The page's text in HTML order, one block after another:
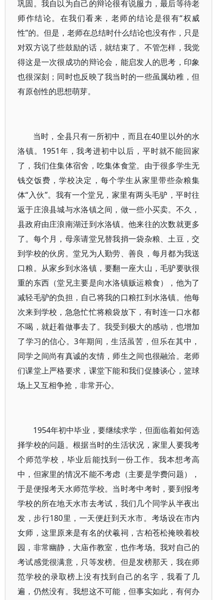
巩固。我自以为自己的辩论很有说服力，最后等待老
师作结论。在我们看来，老师的结论是很有“权威
性”的。但是，老师在总结时什么结论也没有作，只是
对双方说了些鼓励的话，就结束了。不管怎样，我觉
得这是一次很成功的辩论会，能启发人的思考，印象
也很深刻；同时也反映了我当时的一些虽属幼稚，但
有原创性的思想萌芽。
当时，全县只有一所初中，而且在40里以外的水
洛镇。1951年，我考进初中以后，平时就不能回家
了，我们住集体宿舍，吃集体食堂。由于很多学生无
钱交饭费，学校决定，每个学生从家里带些杂粮集
体“入伙”。我有一个堂兄，家里有两头毛驴，平时往
返于庄浪县城与水洛镇之间，做一些小买卖。不久，
县政府由庄浪南湖迁到水洛镇。他来往的次数就更多
了。每个月，母亲请堂兄替我捎一袋杂粮、土豆，交
到学校的伙房。堂兄为人勤劳、善良，每月都为我送
口粮。从家乡到水洛镇，要翻一座大山，毛驴要驮很
重的东西（堂兄主要是向水洛镇贩运粮食），他为了
减轻毛驴的负担，自己将我的口粮扛到水洛镇。他每
次来到学校，急急忙忙将粮袋放下，有时连一口水都
不喝，就赶着做事去了。我受到极大的感动，也增加
了学习的信心。3年期间，生活虽苦，但乐在其中，
同学之间尚有真诚的友情，师生之间也很融洽。老师
们课堂上严格要求，课堂下能和我们促膝谈心，篮球
场上又互相争抢，非常开心。
1954年初中毕业，要继续求学，但面临着如何选
择学校的问题。根据当时的生活状况，家里人要我考
个师范学校，毕业后能找到一份工作。我本想考高
中，但家里的情况不能不考虑（主要是学费问题），
于是便报考天水师范学校。当时考中考时，要到报考
学校的所在地天水市去考试，我们几个同学从半夜出
发，步行180里，一天便赶到天水市。考场设在市内
女师，这里原来是有名的伏羲祠，古柏苍松掩映着校
园，非常幽静，大庙作教室，也作考场。我对自己的
考试感觉很满意，只等发榜。但是发榜那天，我在师
范学校的录取榜上没有找到自己的名字，我看了几
遍，仍然没有。我想这不可能，但事实如此，有何办